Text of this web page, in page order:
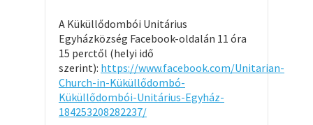
A Küküllődombói Unitárius
Egyházközség Facebook-oldalán 11 óra
15 perctől (helyi idő
szerint): https://www.facebook.com/Unitarian-
Church-in-Küküllődombó-
Küküllődombói-Unitárius-Egyház-
184253208282237/